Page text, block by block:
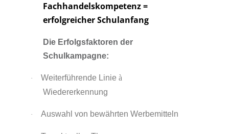
Fachhandelskompetenz =
erfolgreicher Schulanfang
Die Erfolgsfaktoren der
Schulkampagne:
· Weiterführende Linie à
Wiedererkennung
· Auswahl von bewährten Werbemitteln